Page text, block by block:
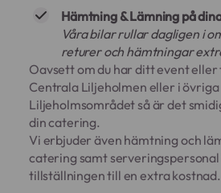
Hämtning & Lämning på
Våra bilar rullar dagligen i
returer och hämtningar
Oavsett om du har ditt event
Centrala Liljeholmen eller i övriga
Liljeholmsområdet så är det
din catering.
Vi erbjuder även hämtning och
catering samt
tillställningen till en extra kostnad.